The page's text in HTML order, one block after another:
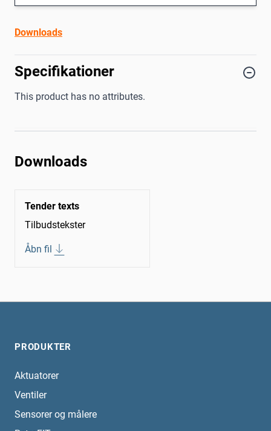
Downloads
Specifikationer
This product has no attributes.
Downloads
Tender texts
Tilbudstekster
Åbn fil
PRODUKTER
Aktuatorer
Ventiler
Sensorer og målere